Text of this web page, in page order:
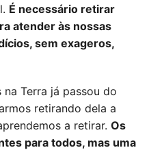
É necessário retirar
atender às nossas
sem exageros,
na Terra já passou do
retirando dela a
a retirar. Os
para todos, mas uma